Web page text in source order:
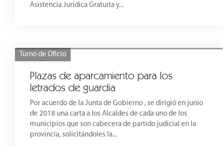
Asistencia Jurídica Gratuita y...
Turno de Oficio
Plazas de aparcamiento para los
letrados de guardia
Por acuerdo de la Junta de Gobierno , se dirigió en junio
de 2018 una carta a los Alcaldes de cada uno de los
municipios que son cabecera de partido judicial en la
provincia, solicitándoles la...